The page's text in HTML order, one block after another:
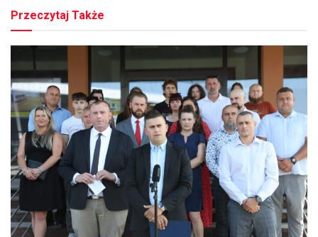
Przeczytaj Także